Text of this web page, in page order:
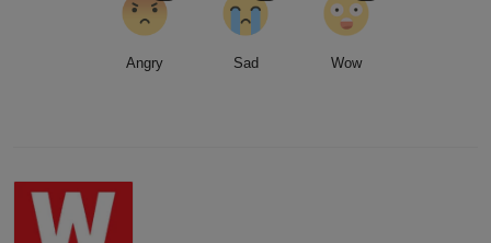
Angry Sad Wow